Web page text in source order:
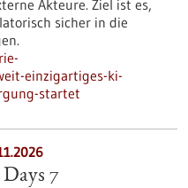
Akteure. Ziel ist es,
sicher in die
einzigartiges-ki-
startet
7